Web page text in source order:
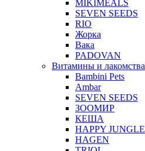
MIKIMEALS
SEVEN SEEDS
RIO
Жорка
Вака
PADOVAN
Витамины и лакомства
Bambini Pets
Ambar
SEVEN SEEDS
ЗООМИР
КЕША
HAPPY JUNGLE
HAGEN